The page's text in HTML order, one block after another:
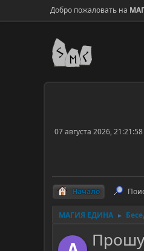
Добро пожаловать на
07 августа 2026, 21:21:58
Начало
МАГИЯ ЕДИНА ►